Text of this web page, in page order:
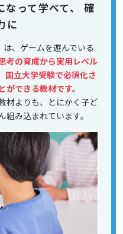
って学べて、
確
に
、ゲームを遊んでいる
考の育成から実用レベル
国立大学受験で必須化さ
できる教材です。
材よりも、とにかく子ど
み込まれています。